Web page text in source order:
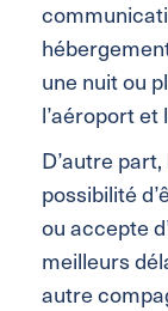
une nuit ou
l’aéroport et
D’autre
possibilité
ou accepte
meilleurs
autre